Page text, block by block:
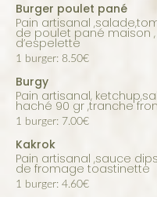
Burger poulet pané
Pain artisanal ,salade,tomate, oignon , sauce burger, filet
de poulet pané maison
d’espelette
1 burger: 8.50€
Burgy
Pain artisanal, ketchup,salade tomate ,oignon,steak
haché 90 gr ,tranche
1 burger: 7.00€
Kakrok
Pain artisanal ,sauce dips,tranche jambon blanc,tranche
de fromage toastinette
1 burger: 4.60€